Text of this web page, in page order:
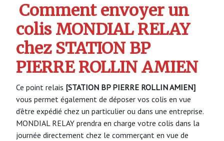
Comment envoyer un
colis MONDIAL RELAY
chez STATION BP
PIERRE ROLLIN AMIEN
Ce point relais [STATION BP PIERRE ROLLIN AMIEN]
vous permet également de déposer vos colis en vue
d’être expédié chez un particulier ou dans une entreprise.
MONDIAL RELAY prendra en charge votre colis dans la
journée directement chez le commerçant en vue de